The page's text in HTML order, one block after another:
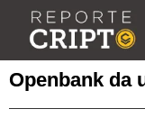
Openbank da